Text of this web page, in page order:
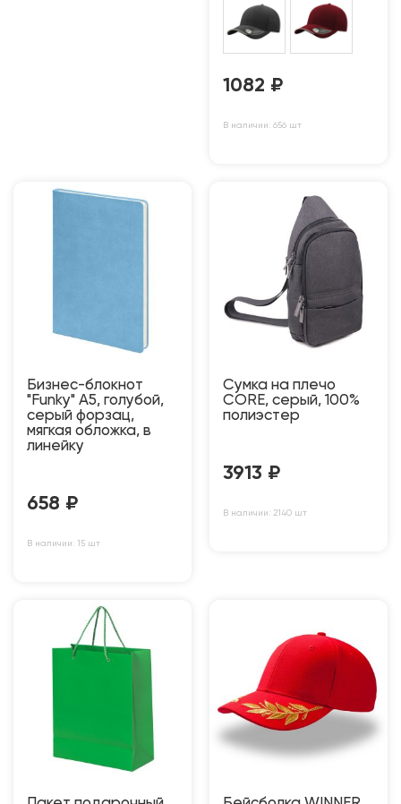
1082 ₽
В наличии: 656 шт
Бизнес-блокнот
"Funky" А5, голубой,
серый форзац,
мягкая обложка, в
линейку
658 ₽
В наличии: 15 шт
Сумка на плечо
CORE, серый, 100%
полиэстер
3913 ₽
В наличии: 2140 шт